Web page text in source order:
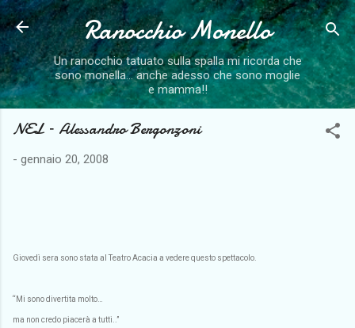
Passa ai contenuti principali
Ranocchio Monello
Un ranocchio tatuato sulla spalla mi ricorda che
sono monella... anche adesso che sono moglie
e mamma!!
NEL – Alessandro Bergonzoni
- gennaio 20, 2008
Giovedì sera sono stata al Teatro Acacia a vedere questo spettacolo.
“Mi sono divertita molto…
ma non credo piacerà a tutti..”